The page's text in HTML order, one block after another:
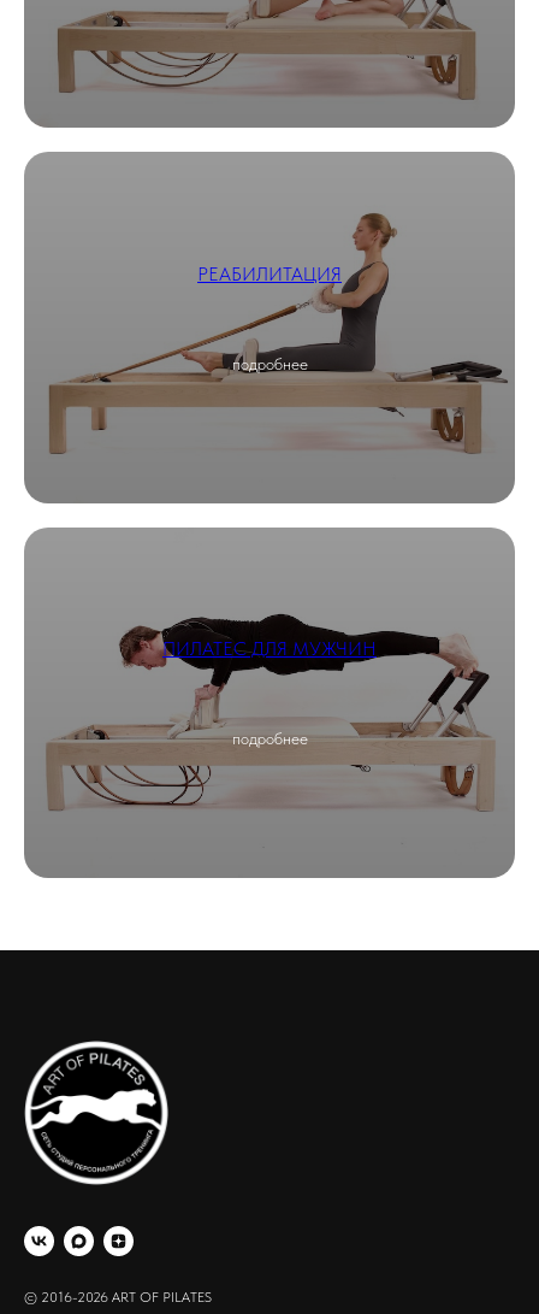
РЕАБИЛИТАЦИЯ
подробнее
ПИЛАТЕС ДЛЯ МУЖЧИН
подробнее
© 2016-2026 ART OF PILATES